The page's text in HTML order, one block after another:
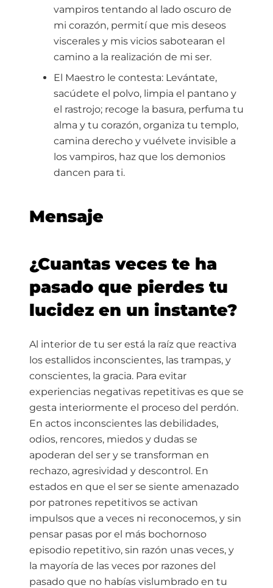
vampiros tentando al lado oscuro de
mi corazón, permití que mis deseos
viscerales y mis vicios sabotearan el
camino a la realización de mi ser.
El Maestro le contesta: Levántate,
sacúdete el polvo, limpia el pantano y
el rastrojo; recoge la basura, perfuma tu
alma y tu corazón, organiza tu templo,
camina derecho y vuélvete invisible a
los vampiros, haz que los demonios
dancen para ti.
Mensaje
¿Cuantas veces te ha
pasado que pierdes tu
lucidez en un instante?
Al interior de tu ser está la raíz que reactiva
los estallidos inconscientes, las trampas, y
conscientes, la gracia. Para evitar
experiencias negativas repetitivas es que se
gesta interiormente el proceso del perdón.
En actos inconscientes las debilidades,
odios, rencores, miedos y dudas se
apoderan del ser y se transforman en
rechazo, agresividad y descontrol. En
estados en que el ser se siente amenazado
por patrones repetitivos se activan
impulsos que a veces ni reconocemos, y sin
pensar pasas por el más bochornoso
episodio repetitivo, sin razón unas veces, y
la mayoría de las veces por razones del
pasado que no habías vislumbrado en tu